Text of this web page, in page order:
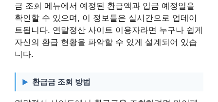
금 조회 메뉴에서 예정된 환급액과 입금 예정일을
확인할 수 있으며, 이 정보들은 실시간으로 업데이
트됩니다. 연말정산 사이트 이용자라면 누구나 쉽게
자신의 환급 현황을 파악할 수 있게 설계되어 있습
니다.
환급금 조회 방법